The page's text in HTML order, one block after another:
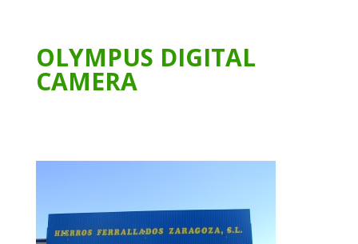
OLYMPUS DIGITAL
CAMERA